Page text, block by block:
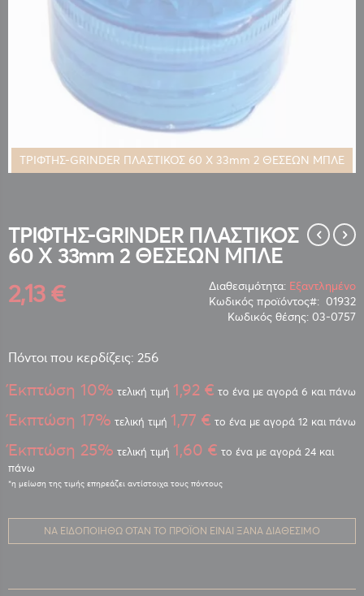
ΤΡΙΦΤΗΣ-GRINDER ΠΛΑΣΤΙΚΟΣ 60 Χ 33mm 2 ΘΕΣΕΩΝ ΜΠΛΕ
της
συλλογής
εικόνων
ΤΡΙΦΤΗΣ-GRINDER ΠΛΑΣΤΙΚΟΣ
60 Χ 33mm 2 ΘΕΣΕΩΝ ΜΠΛΕ
2,13 € Διαθεσιμότητα: Εξαντλημένο
Κωδικός προϊόντος
01932
Κωδικός θέσης: 03-0757
Πόντοι που κερδίζεις: 256
Έκπτώση 10% τελική τιμή 1,92 € το ένα με αγορά 6 και πάνω
Έκπτώση 17% τελική τιμή 1,77 € το ένα με αγορά 12 και πάνω
Έκπτώση 25% τελική τιμή 1,60 € το ένα με αγορά 24 και
πάνω
ΝΑ ΕΙΔΟΠΟΙΗΘΏ ΌΤΑΝ ΤΟ ΠΡΟΪΌΝ ΕΊΝΑΙ ΞΑΝΆ ΔΙΑΘΈΣΙΜΟ